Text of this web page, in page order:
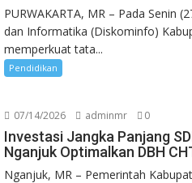
PURWAKARTA, MR – Pada Senin
dan Informatika (Diskominfo)
memperkuat tata...
Pendidikan
07/14/2026 adminmr 0
Investasi Jangka Panjang
Nganjuk Optimalkan DBH
Nganjuk, MR – Pemerintah